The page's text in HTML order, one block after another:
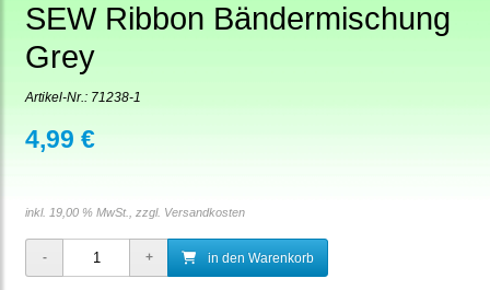
SEW Ribbon Bändermischung
Grey
Artikel-Nr.: 71238-1
4,99 €
inkl. 19,00 % MwSt., zzgl. Versandkosten
in den Warenkorb